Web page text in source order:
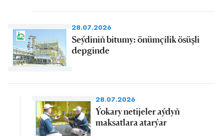
28.07.2026
Seýdiniň bitumy: önümçilik ösüşli
depginde
28.07.2026
Ýokary netijeler aýdyň
maksatlara atarýar